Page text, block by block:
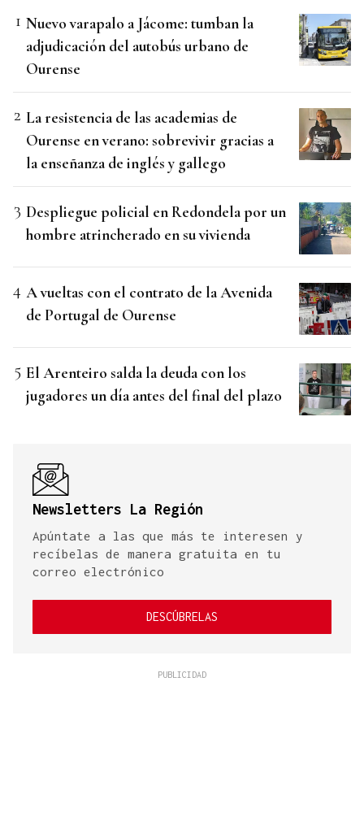
Nuevo varapalo a Jácome: tumban la
adjudicación del autobús urbano de
Ourense
La resistencia de las academias de
Ourense en verano: sobrevivir gracias a
la enseñanza de inglés y gallego
Despliegue policial en Redondela por un
hombre atrincherado en su vivienda
A vueltas con el contrato de la Avenida
de Portugal de Ourense
El Arenteiro salda la deuda con los
jugadores un día antes del final del plazo
Newsletters La Región
Apúntate a las que más te interesen y
recíbelas de manera gratuita en tu
correo electrónico
DESCÚBRELAS